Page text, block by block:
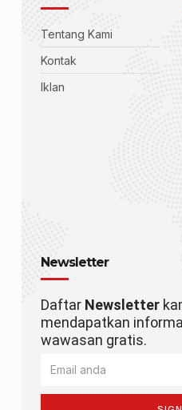
Tentang Kami
Kontak
Iklan
Newsletter
Daftar Newsletter
mendapatkan
wawasan gratis.